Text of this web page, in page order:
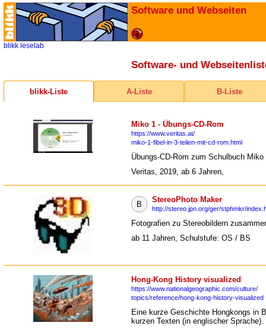
Software und Webseiten
blikk leselab
Software- und
blikk-Liste A-Liste B-Liste
Miko 1 - Übungs-CD-Rom
https://www.veritas.at/
miko-1-fibel-in-3-teilen-mit-cd-rom.html
Übungs-CD-Rom zum Schulbuch Miko
Veritas, 2019, ab 6 Jahren,
B
StereoPhoto Maker
http://stereo.jpn.org/ger/stphmkr/
Fotografien zu Stereobildern
ab 11 Jahren, Schulstufe: OS / BS
Hong-Kong History visualized
https://www.nationalgeographic.com/culture/
topics/reference/hong-kong-history-visualized
Eine kurze Geschichte Hongkongs in
kurzen Texten (in englischer Sprache).